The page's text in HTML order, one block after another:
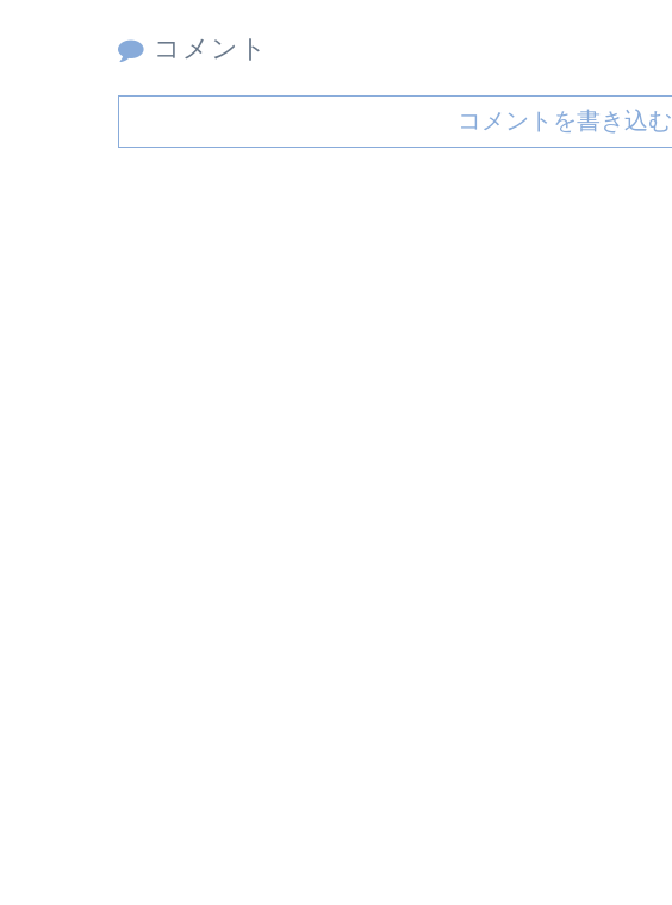
コメント
コメントを書き込む